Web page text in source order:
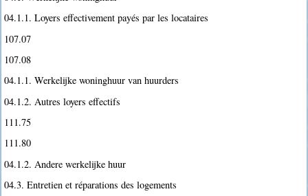
04.1.1. Loyers effectivement payés par les locataires
107.07
107.08
04.1.1. Werkelijke woninghuur van huurders
04.1.2. Autres loyers effectifs
111.75
111.80
04.1.2. Andere werkelijke huur
04.3. Entretien et réparations des logements